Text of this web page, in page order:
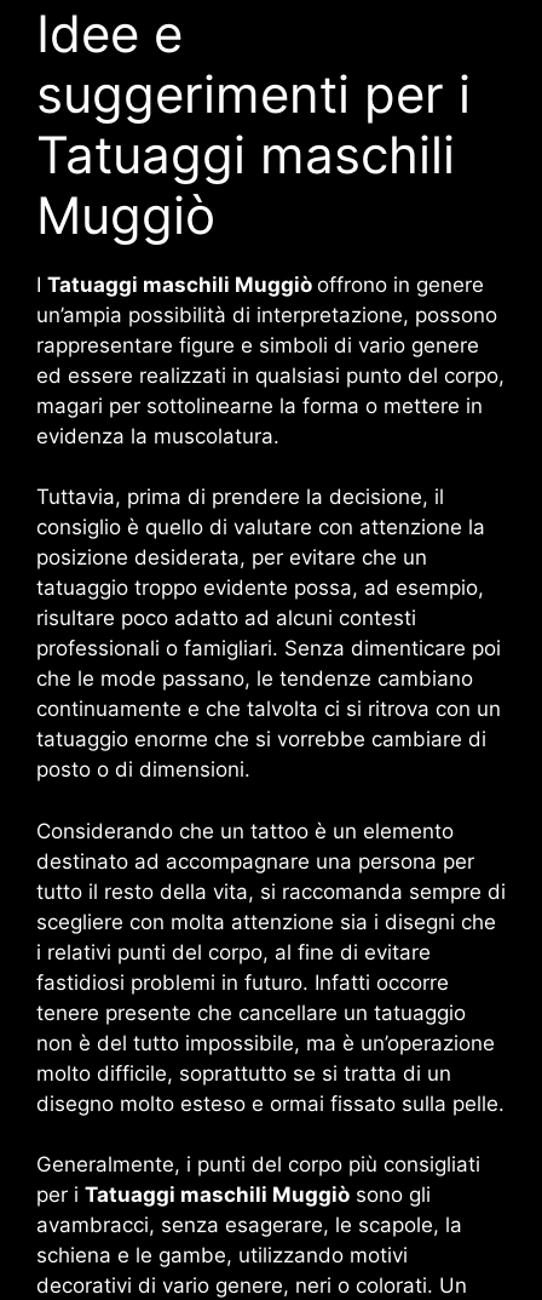
Idee e
suggerimenti per i
Tatuaggi maschili
Muggiò
I Tatuaggi maschili Muggiò offrono in genere
un’ampia possibilità di interpretazione, possono
rappresentare figure e simboli di vario genere
ed essere realizzati in qualsiasi punto del corpo,
magari per sottolinearne la forma o mettere in
evidenza la muscolatura.
Tuttavia, prima di prendere la decisione, il
consiglio è quello di valutare con attenzione la
posizione desiderata, per evitare che un
tatuaggio troppo evidente possa, ad esempio,
risultare poco adatto ad alcuni contesti
professionali o famigliari. Senza dimenticare poi
che le mode passano, le tendenze cambiano
continuamente e che talvolta ci si ritrova con un
tatuaggio enorme che si vorrebbe cambiare di
posto o di dimensioni.
Considerando che un tattoo è un elemento
destinato ad accompagnare una persona per
tutto il resto della vita, si raccomanda sempre di
scegliere con molta attenzione sia i disegni che
i relativi punti del corpo, al fine di evitare
fastidiosi problemi in futuro. Infatti occorre
tenere presente che cancellare un tatuaggio
non è del tutto impossibile, ma è un’operazione
molto difficile, soprattutto se si tratta di un
disegno molto esteso e ormai fissato sulla pelle.
Generalmente, i punti del corpo più consigliati
per i Tatuaggi maschili Muggiò sono gli
avambracci, senza esagerare, le scapole, la
schiena e le gambe, utilizzando motivi
decorativi di vario genere, neri o colorati. Un